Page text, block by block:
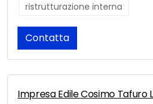
ristrutturazione interna
Contatta
Impresa Edile Cosimo Tafuro